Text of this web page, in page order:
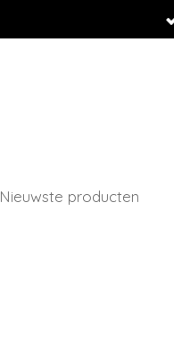
Nieuwste producten